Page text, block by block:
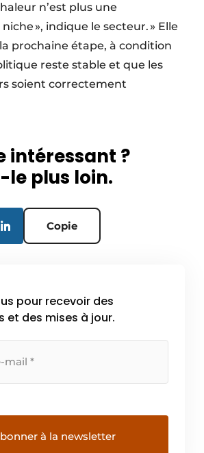
n’est plus une
», indique le secteur. » Elle
prochaine étape, à condition
reste stable et que les
soient correctement
intéressant ?
le plus loin.
Copie
pour recevoir des
et des mises à jour.